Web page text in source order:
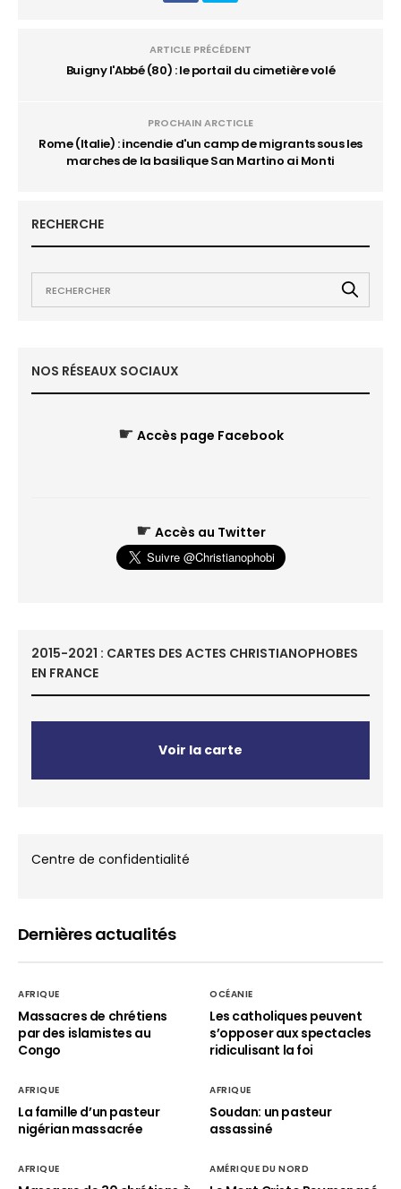
ARTICLE PRÉCÉDENT
Buigny l'Abbé (80) : le portail du cimetière volé
PROCHAIN ARCTICLE
Rome (Italie) : incendie d'un camp de migrants sous les
marches de la basilique San Martino ai Monti
RECHERCHE
NOS RÉSEAUX SOCIAUX
☛ Accès page Facebook
☛ Accès au Twitter
2015-2021 : CARTES DES ACTES CHRISTIANOPHOBES
EN FRANCE
Voir la carte
Centre de confidentialité
Dernières actualités
AFRIQUE
Massacres de chrétiens
par des islamistes au
Congo
OCÉANIE
Les catholiques peuvent
s’opposer aux spectacles
ridiculisant la foi
AFRIQUE
La famille d’un pasteur
nigérian massacrée
AFRIQUE
Soudan: un pasteur
assassiné
AFRIQUE AMÉRIQUE DU NORD